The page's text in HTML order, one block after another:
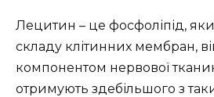
Лецитин – це фосфоліпід,
складу клітинних мембран,
компонентом нервової
отримують здебільшого з